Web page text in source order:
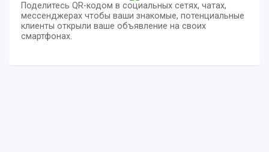
Поделитесь QR-кодом в социальных сетях, чатах,
мессенджерах чтобы ваши знакомые, потенциальные
клиенты открыли ваше объявление на своих
смартфонах.